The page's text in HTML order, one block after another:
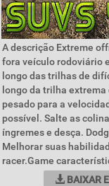
A descrição Extreme
fora veículo rodoviário
longo das trilhas de
longo da trilha
pesado para a
possível. Salte as
íngremes e desça.
Melhorar suas
racer.Game
BAIXAR